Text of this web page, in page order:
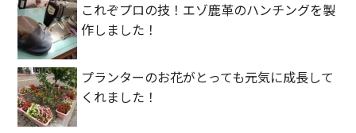
これぞプロの技！エゾ鹿革のハンチングを製
作しました！
プランターのお花がとっても元気に成長して
くれました！